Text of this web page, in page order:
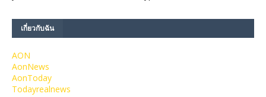
เกี่ยวกับฉัน
AON
AonNews
AonToday
Todayrealnews